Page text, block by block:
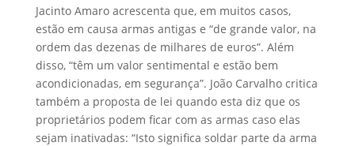
Jacinto Amaro acrescenta que, em muitos casos,
estão em causa armas antigas e “de grande valor, na
ordem das dezenas de milhares de euros”. Além
disso, “têm um valor sentimental e estão bem
acondicionadas, em segurança”. João Carvalho critica
também a proposta de lei quando esta diz que os
proprietários podem ficar com as armas caso elas
sejam inativadas: “Isto significa soldar parte da arma